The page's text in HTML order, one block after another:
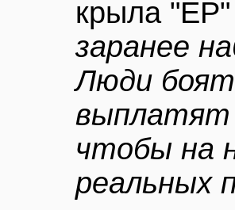
крыла
заранее
Люди
выплатят
чтобы на
реальных